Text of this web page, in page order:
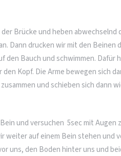
Brücke und heben abwechselnd
Dann drucken wir mit den Beinen
Bauch und schwimmen. Dafür
Kopf. Die Arme bewegen sich
und schieben sich dann
und versuchen 5sec mit Augen
auf einem Bein stehen und
uns, den Boden hinter uns und